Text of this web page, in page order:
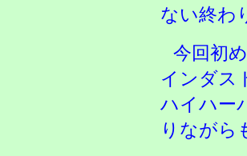
ない終わ
今回初
インダス
ハイハー
りなが